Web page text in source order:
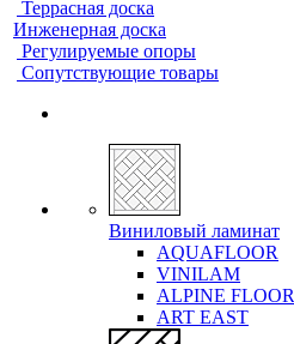
Террасная доска
Инженерная доска
Регулируемые опоры
Сопутствующие товары
Виниловый ламинат
AQUAFLOOR
VINILAM
ALPINE FLOOR
ART EAST